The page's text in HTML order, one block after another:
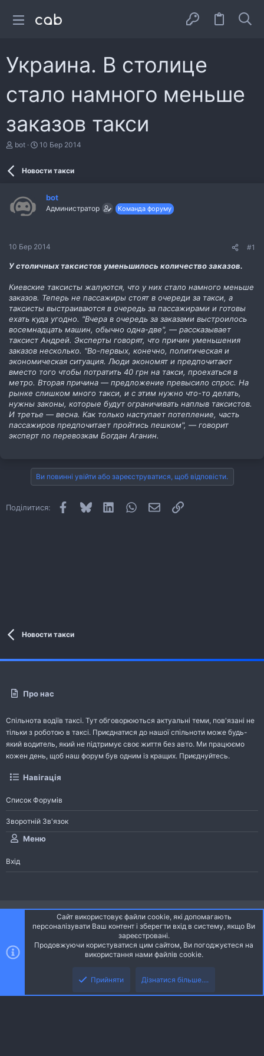
Украина. В столице
стало намного меньше
заказов такси
А
е
м
bot
Д
а
н
10 Бер 2014
Новости такси
bot
Администратор Команда форуму
10 Бер 2014 #1
У столичных таксистов уменьшилось количество заказов.
Киевские таксисты жалуются, что у них стало намного меньше
заказов. Теперь не пассажиры стоят в очереди за такси, а
таксисты выстраиваются в очередь за пассажирами и готовы
ехать куда угодно. "Вчера в очередь за заказами выстроилось
восемнадцать машин, обычно одна-две", — рассказывает
таксист Андрей. Эксперты говорят, что причин уменьшения
заказов несколько. "Во-первых, конечно, политическая и
экономическая ситуация. Люди экономят и предпочитают
вместо того чтобы потратить 40 грн на такси, проехаться в
метро. Вторая причина — предложение превысило спрос. На
рынке слишком много такси, и с этим нужно что-то делать,
нужны законы, которые будут ограничивать наплыв таксистов.
И третье — весна. Как только наступает потепление, часть
пассажиров предпочитает пройтись пешком", — говорит
эксперт по перевозкам Богдан Аганин.
Ви повинні увійти або зареєструватися, щоб відповісти.
Поділитися: Facebook
Bluesky LinkedInWhatsApp
E-mailПосилання
Новости такси
Про нас
Спільнота водіїв таксі. Тут обговорюються актуальні теми, пов'язані не
тільки з роботою в таксі. Приєднатися до нашої спільноти може будь-
який водитель, який не підтримує своє життя без авто. Ми працюємо
кожен день, щоб наш форум був одним із кращих. Приєднуйтесь.
Навігація
Список Форумів
Зворотній Зв'язок
Меню
Вхід
Ніч
Українська (UA)
S
Community platform by XenForo® © 2010-2026 XenForo Ltd.
Community platform by XenForo © 2010-2022 XenForo Ltd. | dev: Pages
Сайт використовує файли cookie, які допомагають
персоналізувати Ваш контент і зберегти вхід в систему, якщо Ви
зареєстровані.
Продовжуючи користуватися цим сайтом, Ви погоджуєтеся на
використання нами файлів cookie.
Прийняти Дізнатися більше....